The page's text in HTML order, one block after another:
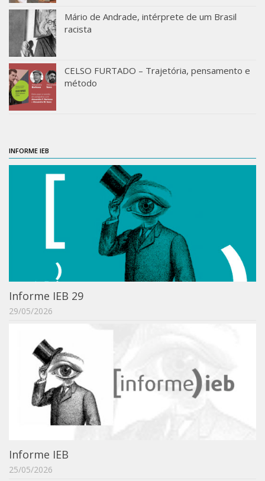
Portais
Plataforma Modernismo
Graduação
Sobre a Graduação
2° semestre
Aluno Especial
ProgramaUSP 60+
Pós-Graduação
Sobre a Pós
Ingresso – Processo Seletivo
Formulários – Requerimentos
Regulamentos
PAE
Matrícula
Exame de Qualificação
Mário de Andrade, intérprete de um Brasil
racista
CELSO FURTADO – Trajetória, pensamento e
método
INFORME IEB
Informe IEB 29
29/05/2026
Informe IEB
25/05/2026